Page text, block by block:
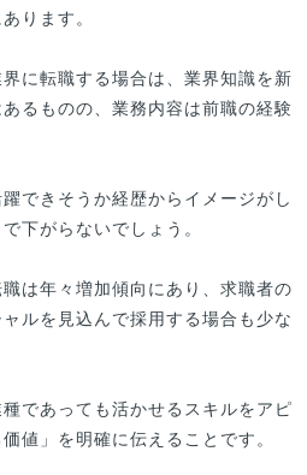
ります。
に転職する場合は、業界知識を新
るものの、業務内容は前職の経験
できそうか経歴からイメージがし
下がらないでしょう。
は年々増加傾向にあり、求職者の
ルを見込んで採用する場合も少な
であっても活かせるスキルをアピ
値」を明確に伝えることです。